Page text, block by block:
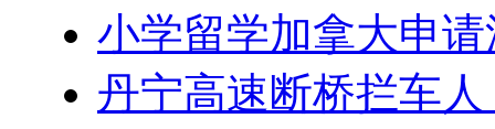
小学留学加拿大申
丹宁高速断桥拦车